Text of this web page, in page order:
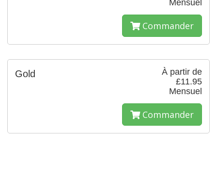
Mensuel
Commander
À partir de
£11.95
Mensuel
Gold
Commander